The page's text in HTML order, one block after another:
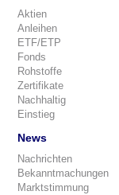
Aktien
Anleihen
ETF/ETP
Fonds
Rohstoffe
Zertifikate
Nachhaltig
Einstieg
News
Nachrichten
Bekanntmachungen
Marktstimmung